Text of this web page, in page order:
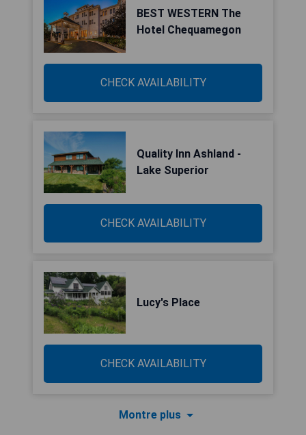
BEST WESTERN The
Hotel Chequamegon
CHECK AVAILABILITY
Quality Inn Ashland -
Lake Superior
CHECK AVAILABILITY
Lucy's Place
CHECK AVAILABILITY
Montre plus